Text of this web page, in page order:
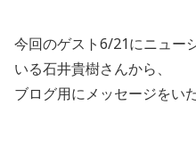
今回のゲスト6/21にニュー
いる石井貴樹さんから、
ブログ用にメッセージをい